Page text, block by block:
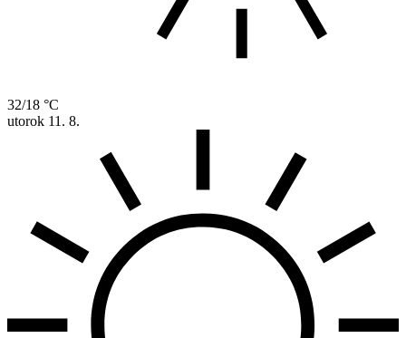
32/18 °C
utorok 11. 8.